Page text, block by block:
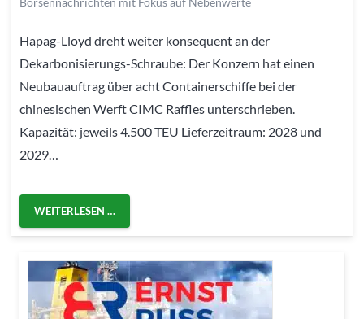
Hapag-Lloyd dreht weiter konsequent an der
Dekarbonisierungs-Schraube: Der Konzern hat einen
Neubauauftrag über acht Containerschiffe bei der
chinesischen Werft CIMC Raffles unterschrieben.
Kapazität: jeweils 4.500 TEU Lieferzeitraum: 2028 und
2029…
WEITERLESEN …